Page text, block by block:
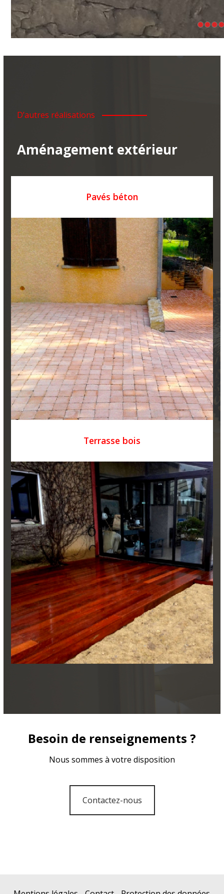
D’autres réalisations
Aménagement extérieur
Pavés béton
Terrasse bois
Besoin de renseignements ?
Nous sommes à votre disposition
Contactez-nous